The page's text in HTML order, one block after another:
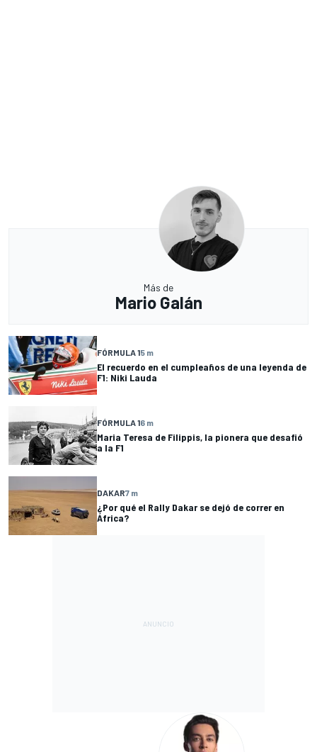
Más de
Mario Galán
FÓRMULA 15 m
El recuerdo en el cumpleaños de una leyenda de
F1: Niki Lauda
FÓRMULA 16 m
Maria Teresa de Filippis, la pionera que desafió
a la F1
DAKAR7 m
¿Por qué el Rally Dakar se dejó de correr en
África?